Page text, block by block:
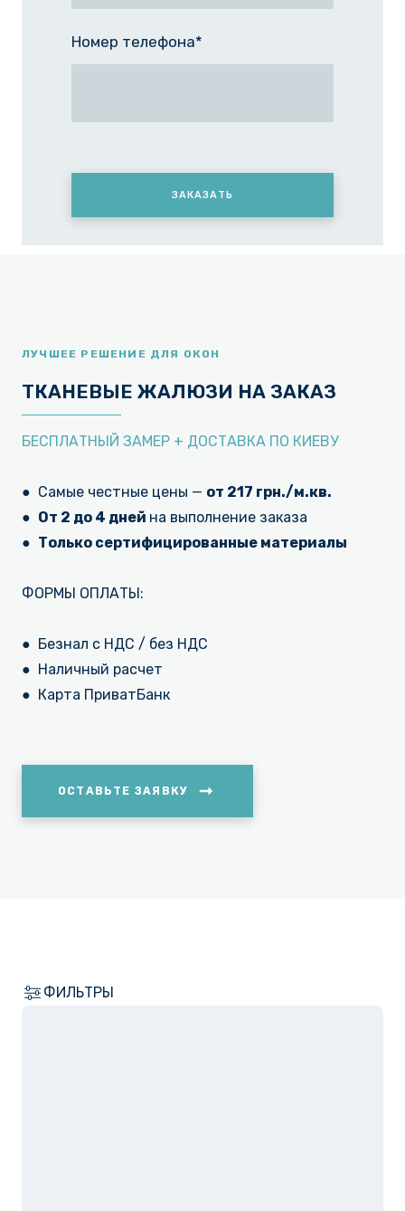
Номер телефона*
ЗАКАЗАТЬ
ЛУЧШЕЕ РЕШЕНИЕ ДЛЯ ОКОН
ТКАНЕВЫЕ ЖАЛЮЗИ НА ЗАКАЗ
БЕСПЛАТНЫЙ ЗАМЕР + ДОСТАВКА ПО КИЕВУ
● Самые честные цены — от 217 грн./м.кв.
● От 2 до 4 дней на выполнение заказа
● Только сертифицированные материалы
ФОРМЫ ОПЛАТЫ:
● Безнал с НДС / без НДС
● Наличный расчет
● Карта ПриватБанк
ОСТАВЬТЕ ЗАЯВКУ
ФИЛЬТРЫ